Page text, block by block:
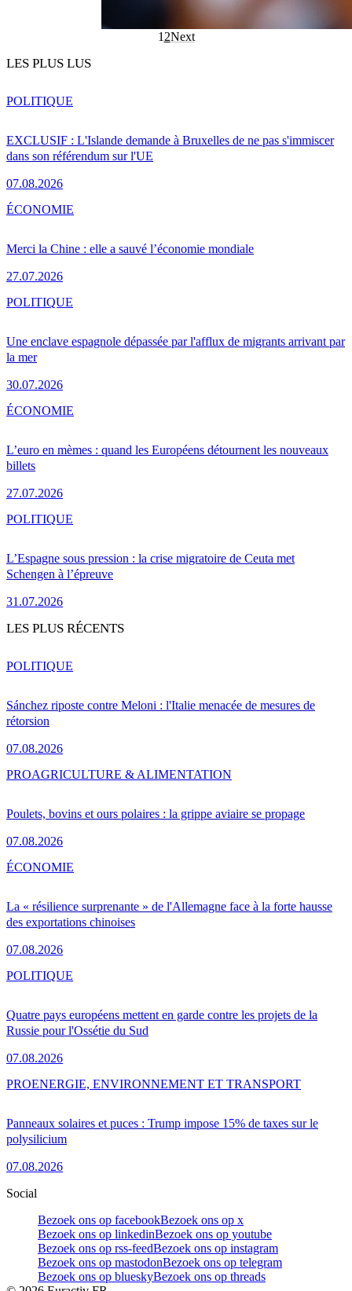
1 2Next
LES PLUS LUS
EXCLUSIF : L'Islande demande à Bruxelles de ne pas s'immiscer
dans son référendum sur l'UE
07.08.2026
POLITIQUE
Merci la Chine : elle a sauvé l’économie mondiale
27.07.2026
ÉCONOMIE
Une enclave espagnole dépassée par l'afflux de migrants arrivant par
la mer
30.07.2026
POLITIQUE
L’euro en mèmes : quand les Européens détournent les nouveaux
billets
27.07.2026
ÉCONOMIE
L’Espagne sous pression : la crise migratoire de Ceuta met
Schengen à l’épreuve
31.07.2026
POLITIQUE
LES PLUS RÉCENTS
Sánchez riposte contre Meloni : l'Italie menacée de mesures de
rétorsion
07.08.2026
POLITIQUE
Poulets, bovins et ours polaires : la grippe aviaire se propage
07.08.2026
PROAGRICULTURE & ALIMENTATION
La « résilience surprenante » de l'Allemagne face à la forte hausse
des exportations chinoises
07.08.2026
ÉCONOMIE
Quatre pays européens mettent en garde contre les projets de la
Russie pour l'Ossétie du Sud
07.08.2026
POLITIQUE
Panneaux solaires et puces : Trump impose 15% de taxes sur le
polysilicium
07.08.2026
PROENERGIE, ENVIRONNEMENT ET TRANSPORT
Social
Bezoek ons op facebookBezoek ons op x
Bezoek ons op linkedinBezoek ons op youtube
Bezoek ons op rss-feedBezoek ons op instagram
Bezoek ons op mastodonBezoek ons op telegram
Bezoek ons op blueskyBezoek ons op threads